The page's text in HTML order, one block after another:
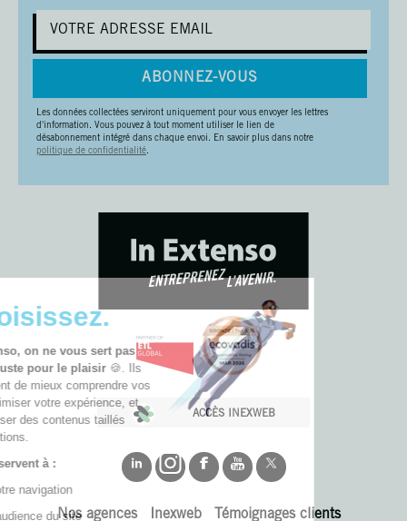
ABONNEZ-VOUS
Les données collectées serviront uniquement pour vous envoyer les lettres
d'information. Vous pouvez à tout moment utiliser le lien de
désabonnement intégré dans chaque envoi. En savoir plus dans notre
politique de confidentialité.
ACCÈS INEXWEB
Nos agences Inexweb Témoignages clients
🚀 Choisissez.
Chez In Extenso, on ne vous sert pas
des cookies juste pour le plaisir 🍪. Ils
nous permettent de mieux comprendre vos
besoins, d’optimiser votre expérience, et
de vous proposer des contenus taillés
pour vos ambitions.
Nos cookies servent à :
📊 Fluidifier votre navigation
📈 Analyser l’audience du site